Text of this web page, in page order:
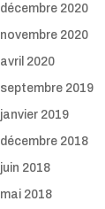
décembre 2020
novembre 2020
avril 2020
septembre 2019
janvier 2019
décembre 2018
juin 2018
mai 2018